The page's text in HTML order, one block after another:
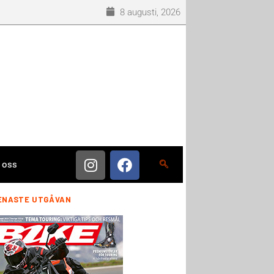
8 augusti, 2026
oss
UTGÅVAN